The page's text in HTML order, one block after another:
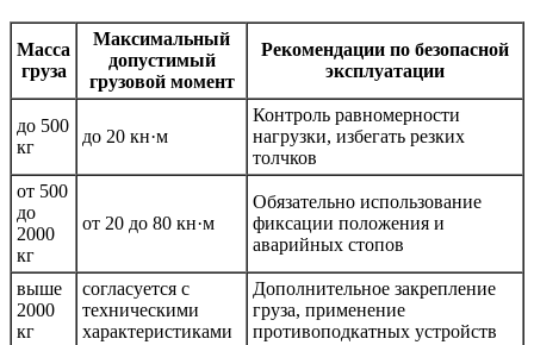
Масса
груза
Максимальный
допустимый
грузовой момент
Рекомендации по безопасной
эксплуатации
до 500
кг
до 20 кн·м
Контроль равномерности
нагрузки, избегать резких
толчков
от 500
до
2000
кг
от 20 до 80 кн·м
Обязательно использование
фиксации положения и
аварийных стопов
выше
2000
кг
согласуется с
техническими
характеристиками
Дополнительное закрепление
груза, применение
противоподкатных устройств